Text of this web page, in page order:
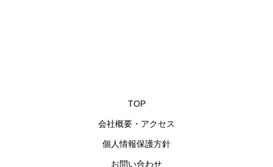
TOP
会社概要・アクセス
個人情報保護方針
お問い合わせ